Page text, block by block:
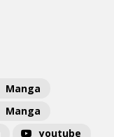
Manga
Manga
youtube